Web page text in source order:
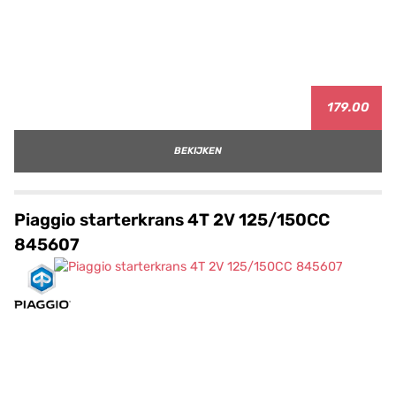
179.00
BEKIJKEN
Piaggio starterkrans 4T 2V 125/150CC
845607